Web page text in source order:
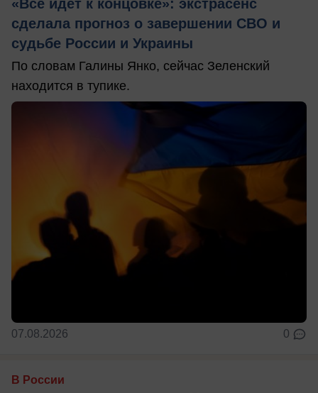
«Всё идет к концовке»: экстрасенс
сделала прогноз о завершении СВО и
судьбе России и Украины
По словам Галины Янко, сейчас Зеленский
находится в тупике.
07.08.2026 0
В России